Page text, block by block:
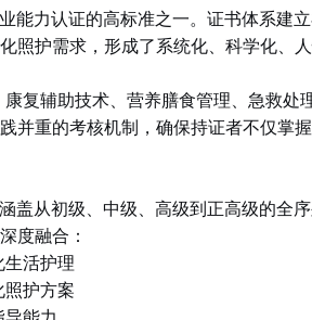
能力认证的高标准之一。证书体系建
照护需求，形成了系统化、科学化、
复辅助技术、营养膳食管理、急救处
并重的考核机制，确保持证者不仅掌
盖从初级、中级、高级到正高级的全
度融合：
生活护理
照护方案